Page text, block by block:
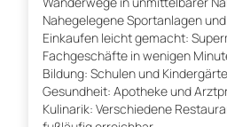
Nahegelegene Sportanlagen
Einkaufen leicht gemacht:
Fachgeschäfte in wenigen
Bildung: Schulen und
Gesundheit: Apotheke und
Kulinarik: Verschiedene